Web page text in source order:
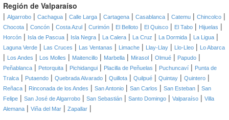
Región de Valparaíso
| Algarrobo | Cachagua | Calle Larga | Cartagena | Casablanca | Catemu | Chincolco |
Chocota | Concón | Costa Azul | Curimón | El Belloto | El Quisco | El Tabo | Hijuelas |
Horcón | Isla de Pascua | Isla Negra | La Calera | La Cruz | La Dormida | La Ligua |
Laguna Verde | Las Cruces | Las Ventanas | Limache | Llay-Llay | Llo-Lleo | Lo Abarca
| Los Andes | Los Molles | Maitencillo | Marbella | Mirasol | Olmué | Papudo |
Peñablanca | Petorquita | Pichidangui | Placilla de Peñuelas | Puchuncaví | Punta de
Tralca | Putaendo | Quebrada Alvarado | Quillota | Quilpué | Quintay | Quintero |
Reñaca | Rinconada de los Andes | San Antonio | San Carlos | San Esteban | San
Felipe | San José de Algarrobo | San Sebastián | Santo Domingo | Valparaíso | Villa
Alemana | Viña del Mar | Zapallar |